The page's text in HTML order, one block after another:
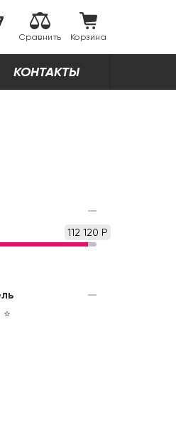
Сравнить Корзина
КОНТАКТЫ
112 120 Р
⭐